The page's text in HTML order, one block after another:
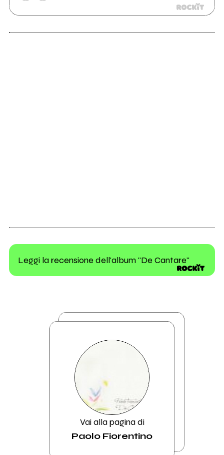
Leggi la recensione dell'album "De Cantare"
Vai alla pagina di
Paolo Fiorentino